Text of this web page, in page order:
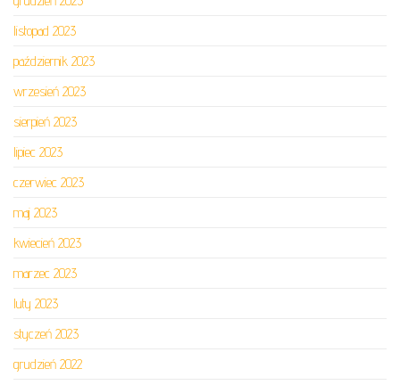
listopad 2023
październik 2023
wrzesień 2023
sierpień 2023
lipiec 2023
czerwiec 2023
maj 2023
kwiecień 2023
marzec 2023
luty 2023
styczeń 2023
grudzień 2022